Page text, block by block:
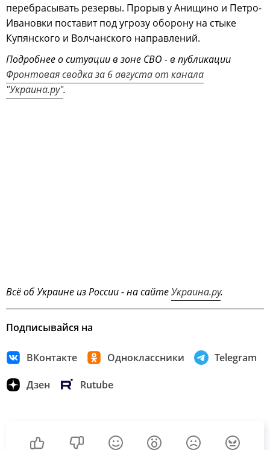
перебрасывать резервы. Прорыв у Анищино и Петро-
Ивановки поставит под угрозу оборону на стыке
Купянского и Волчанского направлений.
Подробнее о ситуации в зоне СВО - в публикации
Фронтовая сводка за 6 августа от канала
"Украина.ру".
Всё об Украине из России - на сайтеУкраина.ру.
Подписывайся на
ВКонтакте Одноклассники Telegram
Дзен Rutube